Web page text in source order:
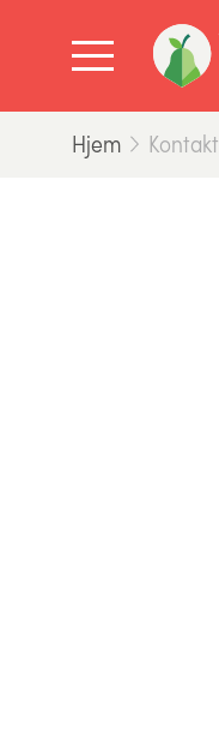
Hjem Kontakt